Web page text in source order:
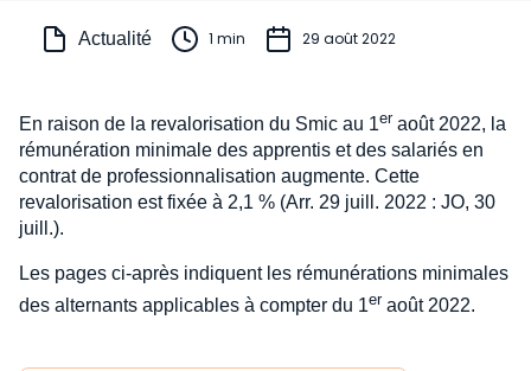
Actualité 1 min 29 août 2022
En raison de la revalorisation du Smic au 1er août 2022, la
rémunération minimale des apprentis et des salariés en
contrat de professionnalisation augmente. Cette
revalorisation est fixée à 2,1 % (Arr. 29 juill. 2022 : JO, 30
juill.).
Les pages ci-après indiquent les rémunérations minimales
des alternants applicables à compter du 1er août 2022.